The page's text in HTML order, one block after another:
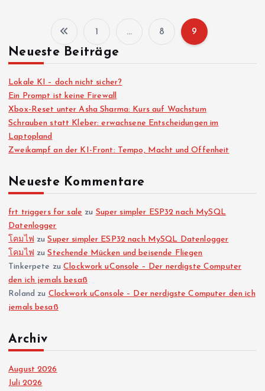
i
t
e
n
n
u
m
m
1 … 8 9
Neueste Beiträge
Lokale KI – doch nicht sicher?
Ein Prompt ist keine Firewall
Xbox-Reset unter Asha Sharma: Kurs auf Wachstum
Schrauben statt Kleber: erwachsene Entscheidungen im
Laptopland
Zweikampf an der KI-Front: Tempo, Macht und Offenheit
Neueste Kommentare
frt triggers for sale zu Super simpler ESP32 nach MySQL
Datenlogger
โคมไฟ zuSuper simpler ESP32 nach MySQL Datenlogger
โคมไฟ zuStechende Mücken und beisende Fliegen
Tinkerpete zuClockwork uConsole – Der nerdigste Computer
den ich jemals besaß
Roland zu Clockwork uConsole – Der nerdigste Computer den ich
jemals besaß
Archiv
August 2026
Juli 2026